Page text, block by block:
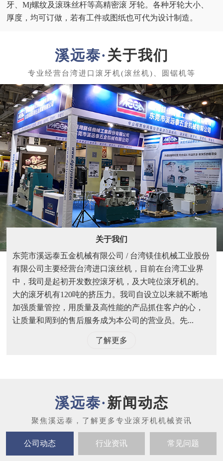
牙、Mj螺纹及滚珠丝杆等高精密滚 牙轮。各种牙轮大小、
厚度，均可订做，若有工件或图纸也可代为设计制造。
关于我们
关于我们
东莞市溪远泰五金机械有限公司 / 台湾镁佳机械工业股份
有限公司主要经营台湾进口滚丝机，目前在台湾工业界
中，我司是起初开发数控滚牙机，及大吨位滚牙机的。
大的滚牙机有120吨的挤压力。我司自设立以来就不断地
加强质量管控，用质量及高性能的产品抓住客户的心，
让质量和周到的售后服务成为本公司的营业员。先...
了解更多
新闻动态
公司动态 行业资讯 常见问题